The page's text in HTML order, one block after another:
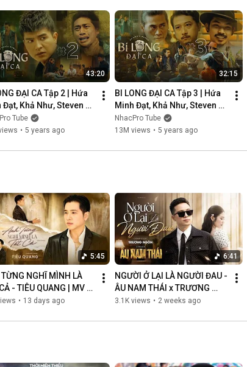
43:20
ĐẠI CA Tập 2 | Hứa
Đạt, Khả Như, Steven
Lợi Trần |
Yang Hồ 2021
Tube
• 5 years ago
32:15
BI LONG ĐẠI CA Tập 3 | Hứa
Minh Đạt, Khả Như, Steven
Nguyễn, Lợi Trần |
Webdrama Yang Hồ 2021
NhacPro Tube
13M views • 5 years ago
5:45
NGHĨ MÌNH LÀ
- TIÊU QUANG | MV
• 13 days ago
6:41
NGƯỜI Ở LẠI LÀ NGƯỜI ĐAU -
ÂU NAM THÁI x TRƯƠNG
NGÔN | MV OFFICIAL
3.1K views • 2 weeks ago